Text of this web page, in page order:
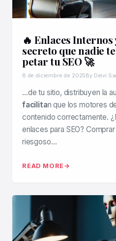
🔥 Enlaces Internos
secreto que nadie
petar tu SEO 🚀
8 de diciembre de 2025By Deivi
…de tu sitio, distribuyen la
facilitan que los motores
contenido correctamente.
enlaces para SEO?
riesgoso…
READ MORE